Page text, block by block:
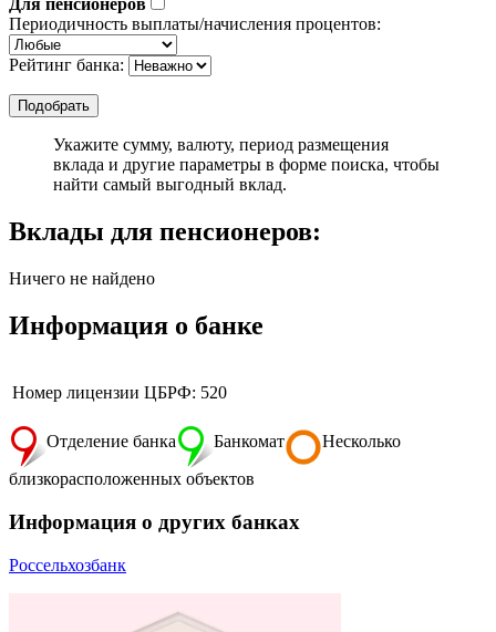
Периодичность выплаты/начисления процентов:
Рейтинг банка:
Укажите сумму, валюту, период размещения
вклада и другие параметры в форме поиска, чтобы
найти самый выгодный вклад.
Вклады для пенсионеров:
Ничего не найдено
Информация о банке
Номер лицензии ЦБРФ: 520
Отделение банка Банкомат Несколько
близкорасположенных объектов
Информация о других банках
Россельхозбанк